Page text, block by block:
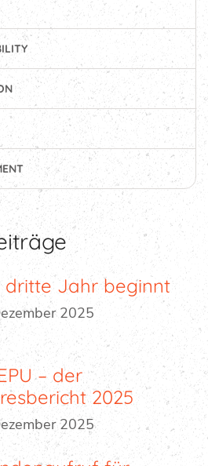
dritte Jahr beginnt
2025
– der
2025
2025